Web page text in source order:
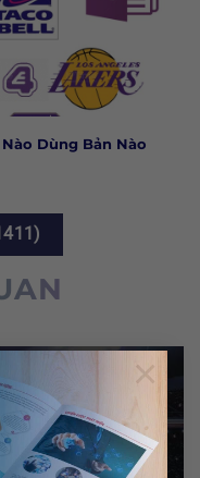
×
Dùng Bản Nào